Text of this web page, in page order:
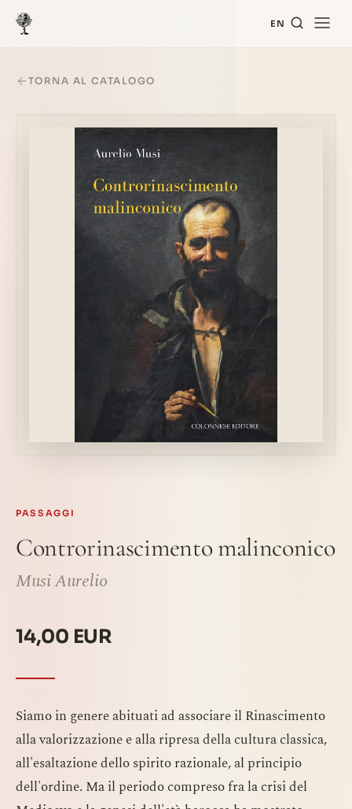
EN
TORNA AL CATALOGO
PASSAGGI
Controrinascimento malinconico
Musi Aurelio
14,00 EUR
Siamo in genere abituati ad associare il Rinascimento
alla valorizzazione e alla ripresa della cultura classica,
all'esaltazione dello spirito razionale, al principio
dell'ordine. Ma il periodo compreso fra la crisi del